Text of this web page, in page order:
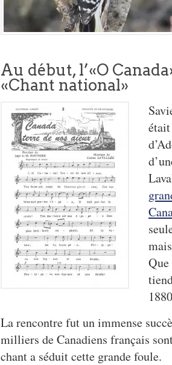
Au début, l’«O
«Chant national»
Que
La rencontre fut un immense
milliers de Canadiens français
chant a séduit cette grande foule.